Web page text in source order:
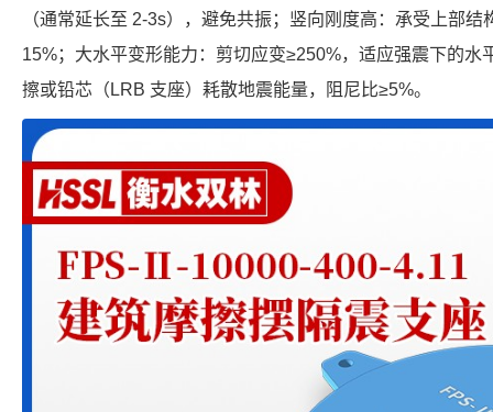
（通常延长至 2-3s），避免共振；竖向刚度高：承受上部
15%；大水平变形能力：剪切应变≥250%，适应强震下的水
擦或铅芯（LRB 支座）耗散地震能量，阻尼比≥5%。